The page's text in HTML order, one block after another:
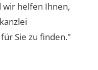
wir helfen Ihnen,
Sie zu finden."